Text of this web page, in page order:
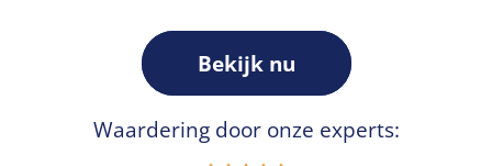
Bekijk nu
Waardering door onze experts: